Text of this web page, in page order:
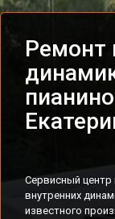
Ремонт
Сервисный
внутренних
известного